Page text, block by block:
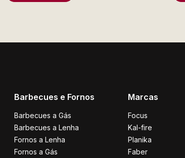
Barbecues e Fornos
Barbecues a Gás
Barbecues a Lenha
Fornos a Lenha
Fornos a Gás
Marcas
Focus
Kal-fire
Planika
Faber